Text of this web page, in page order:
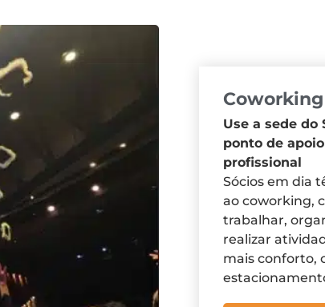
Coworking
Use a sede do
ponto de
profissional
Sócios em dia
ao coworking,
trabalhar,
realizar
mais conforto,